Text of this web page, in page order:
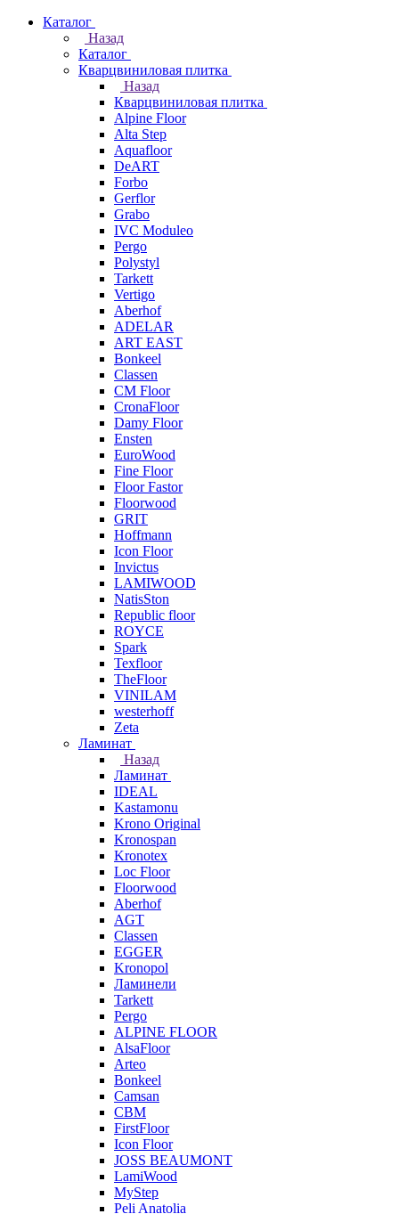
Каталог
Назад
Каталог
Кварцвиниловая плитка
Назад
Кварцвиниловая плитка
Alpine Floor
Alta Step
Aquafloor
DeART
Forbo
Gerflor
Grabo
IVC Moduleo
Pergo
Polystyl
Tarkett
Vertigo
Aberhof
ADELAR
ART EAST
Bonkeel
Classen
CM Floor
CronaFloor
Damy Floor
Ensten
EuroWood
Fine Floor
Floor Fastor
Floorwood
GRIT
Hoffmann
Icon Floor
Invictus
LAMIWOOD
NatisSton
Republic floor
ROYCE
Spark
Texfloor
TheFloor
VINILAM
westerhoff
Zeta
Ламинат
Назад
Ламинат
IDEAL
Kastamonu
Krono Original
Kronospan
Kronotex
Loc Floor
Floorwood
Aberhof
AGT
Classen
EGGER
Kronopol
Ламинели
Tarkett
Pergo
ALPINE FLOOR
AlsaFloor
Arteo
Bonkeel
Camsan
CBM
FirstFloor
Icon Floor
JOSS BEAUMONT
LamiWood
MyStep
Peli Anatolia